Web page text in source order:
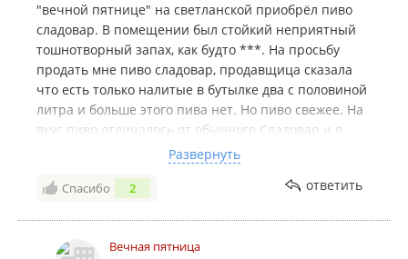
"вечной пятнице" на светланской приобрёл пиво
сладовар. В помещении был стойкий неприятный
тошнотворный запах, как будто ***. На просьбу
продать мне пиво сладовар, продавщица сказала
что есть только налитые в бутылке два с половиной
литра и больше этого пива нет. Но пиво свежее. На
вкус пиво отличалось от обычного Сладовар и я
предположил, что меня обманули с сортом и
выпили всего литр. На следующей день было
сильнейшее похмелье. В последнее время
стоит у меня в носу
Развернуть
Спасибо 2 ответить
Вечная пятница